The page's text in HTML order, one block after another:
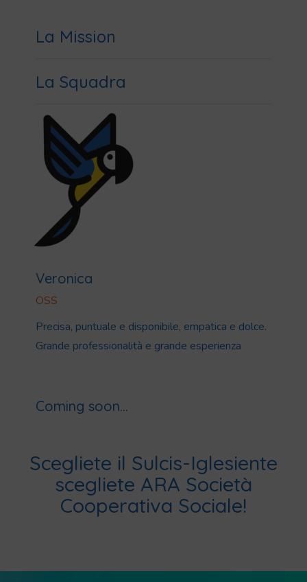
La Mission
La Squadra
Veronica
OSS
Precisa, puntuale e disponibile, empatica e dolce.
Grande professionalità e grande esperienza
Coming soon...
Scegliete il Sulcis-Iglesiente
scegliete ARA Società
Cooperativa Sociale!